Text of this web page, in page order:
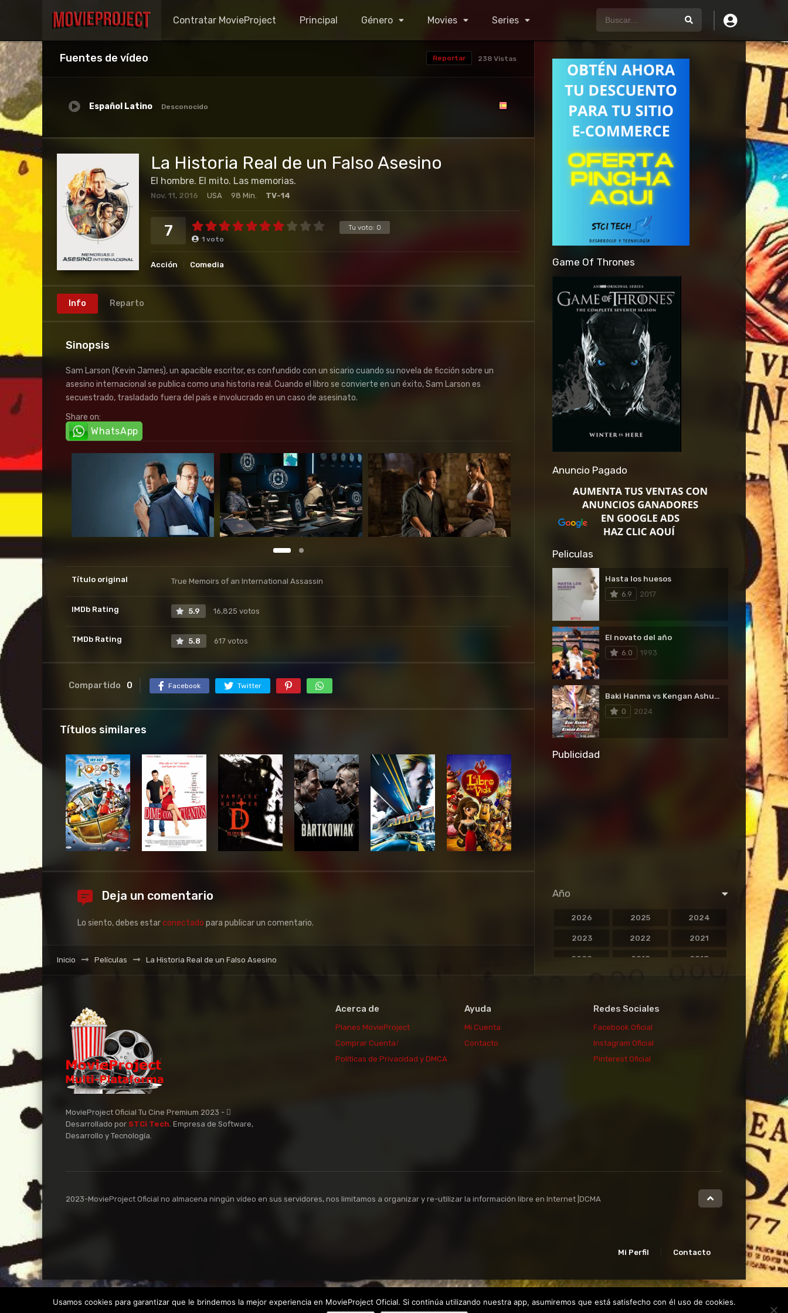
Contratar MovieProject Principal Género Movies Series
Fuentes de vídeo 238 Vistas
Reportar
Español Latino Desconocido
La Historia Real de un Falso Asesino
El hombre. El mito. Las memorias.
Nov. 11, 2016 USA 98 Min. TV-14
Tu voto: 0
7 1 voto
Acción Comedia
Info Reparto
Sinopsis
Sam Larson (Kevin James), un apacible escritor, es confundido con un sicario cuando su novela de ficción sobre un
asesino internacional se publica como una historia real. Cuando el libro se convierte en un éxito, Sam Larson es
secuestrado, trasladado fuera del país e involucrado en un caso de asesinato.
Share on:
WhatsApp
Título original True Memoirs of an International Assassin
IMDb Rating 5.9 16,825 votos
TMDb Rating 5.8 617 votos
Compartido 0 Facebook Twitter
Títulos similares
Deja un comentario
Lo siento, debes estarconectado para publicar un comentario.
Inicio Películas La Historia Real de un Falso Asesino
Game Of Thrones
Anuncio Pagado
Peliculas
Hasta los huesos
6.9
2017
El novato del año
6.0
1993
Baki Hanma vs Kengan Ashura 2024
0
2024
Publicidad
Año
2026 2025 2024
2023 2022 2021
2020 2019 2018
2007
2004
1984 1982
Acerca de
Planes MovieProject
Comprar Cuenta!
Políticas de Privacidad y DMCA
Ayuda
Mi Cuenta
Contacto
Redes Sociales
Facebook Oficial
Instagram Oficial
Pinterest Oficial
MovieProject Oficial Tu Cine Premium 2023 -
Desarrollado por STCi Tech . Empresa de Software,
Desarrollo y Tecnología.
2023-MovieProject Oficial no almacena ningún vídeo en sus servidores, nos limitamos a organizar y re-utilizar la información libre en Internet |DCMA
Mi Perfil Contacto
Usamos cookies para garantizar que le brindemos la mejor experiencia en MovieProject Oficial. Si continúa utilizando nuestra app, asumiremos que está satisfecho con él uso de cookies.